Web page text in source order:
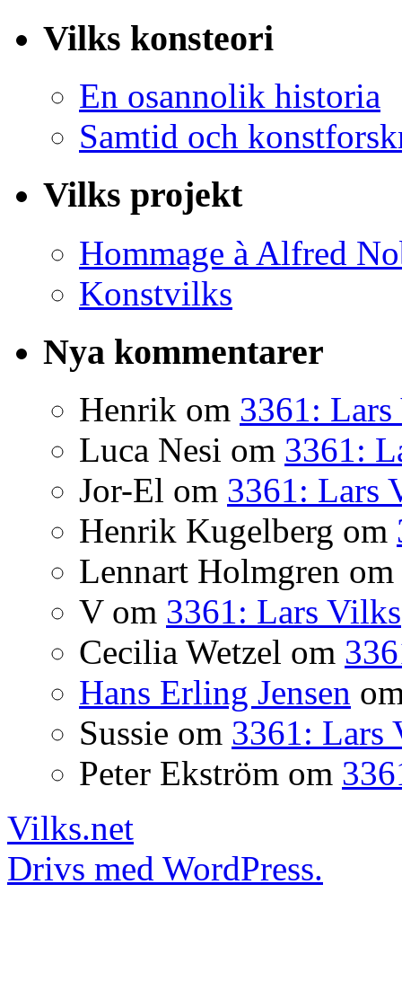
Vilks konsteori
En osannolik historia
Samtid och
Vilks projekt
Hommage à Alfred
Konstvilks
Nya kommentarer
Henrik om 3361:
Luca Nesi om 3361:
Jor-El om 3361: Lars
Henrik Kugelberg om
Lennart Holmgren om
Vom 3361: Lars Vilks
Cecilia Wetzel om
Hans Erling Jensen
Sussie om 3361: Lars
Peter Ekström om
Vilks.net
Drivs med WordPress.